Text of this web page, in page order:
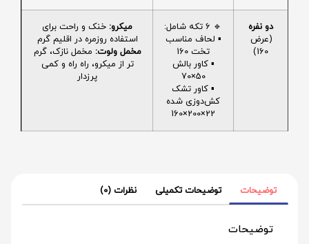
دو نفره
(عرض
160)
🔹 6 تکه شامل:
▪️ لحاف مناسب
تخت 160
▪️ کاور بالش
50×70
▪️ کاور تشک
کش‌دوزی شده
22×200×160
میکرو: خنک و راحت برای
استفاده روزمره در اقلیم گرم
مخمل ولوت: مخمل نازک، گرم
تر از میکرو، راه راه و کمی
پرزدار
توضیحات توضیحات تکمیلی نظرات (0)
توضیحات